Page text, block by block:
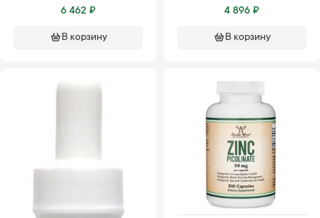
6 462 ₽
В корзину
4 896 ₽
В корзину